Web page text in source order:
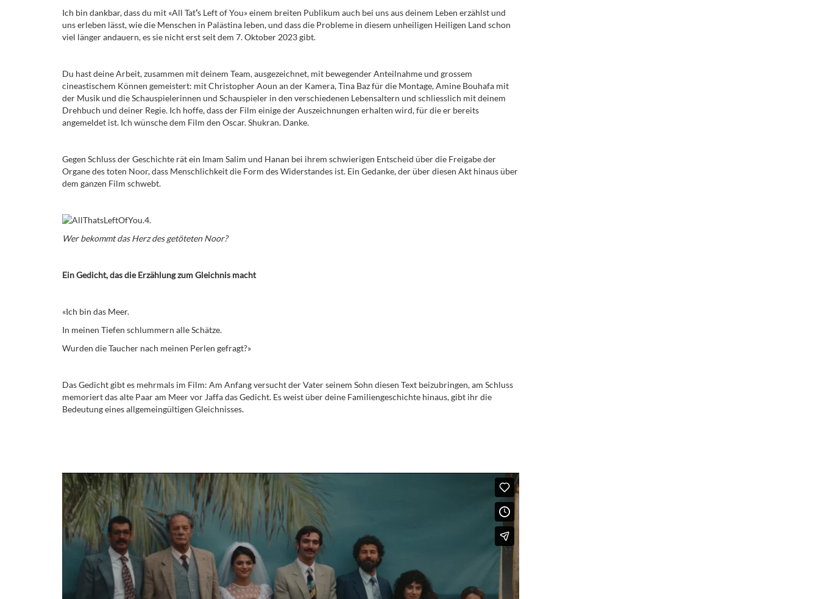
Ich bin dankbar, dass du mit «All Tat's Left of You» einem breiten Publikum auch bei uns aus deinem Leben erzählst und
uns erleben lässt, wie die Menschen in Palästina leben, und dass die Probleme in diesem unheiligen Heiligen Land schon
viel länger andauern, es sie nicht erst seit dem 7. Oktober 2023 gibt.
Du hast deine Arbeit, zusammen mit deinem Team, ausgezeichnet, mit bewegender Anteilnahme und grossem
cineastischem Können gemeistert: mit Christopher Aoun an der Kamera, Tina Baz für die Montage, Amine Bouhafa mit
der Musik und die Schauspielerinnen und Schauspieler in den verschiedenen Lebensaltern und schliesslich mit deinem
Drehbuch und deiner Regie. Ich hoffe, dass der Film einige der Auszeichnungen erhalten wird, für die er bereits
angemeldet ist. Ich wünsche dem Film den Oscar.Shukran. Danke.
Gegen Schluss der Geschichte rät ein Imam Salim und Hanan bei ihrem schwierigen Entscheid über die Freigabe der
Organe des toten Noor, dass Menschlichkeit die Form des Widerstandes ist. Ein Gedanke, der über diesen Akt hinaus über
dem ganzen Film schwebt.
Wer bekommt das Herz des getöteten Noor?
Ein Gedicht, das die Erzählung zum Gleichnis macht
«Ich bin das Meer.
In meinen Tiefen schlummern alle Schätze.
Wurden die Taucher nach meinen Perlen gefragt?»
Das Gedicht gibt es mehrmals im Film: Am Anfang versucht der Vater seinem Sohn diesen Text beizubringen, am Schluss
memoriert das alte Paar am Meer vor Jaffa das Gedicht. Es weist über deine Familiengeschichte hinaus, gibt ihr die
Bedeutung eines allgemeingültigen Gleichnisses.